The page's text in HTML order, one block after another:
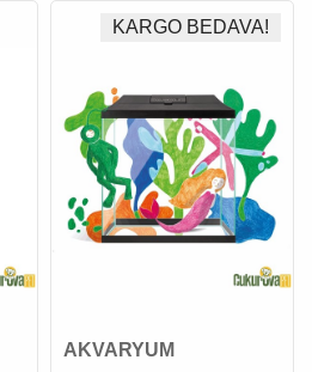
KARGO BEDAVA!
AKVARYUM